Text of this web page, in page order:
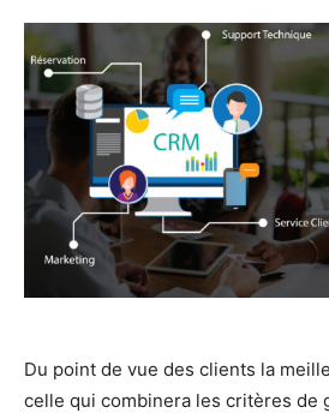
Du point de vue des clients la
celle qui combinera les critères de